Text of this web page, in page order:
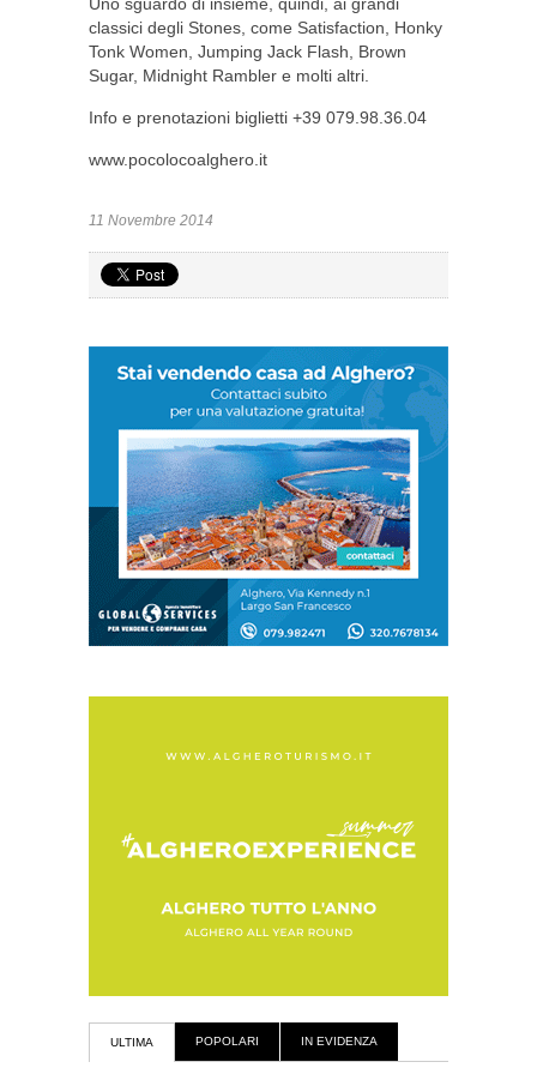
classici degli Stones, come Satisfaction, Honky
Tonk Women, Jumping Jack Flash, Brown
Sugar, Midnight Rambler e molti altri.
Info e prenotazioni biglietti +39 079.98.36.04
www.pocolocoalghero.it
11 Novembre 2014
ULTIMA POPOLARI IN EVIDENZA